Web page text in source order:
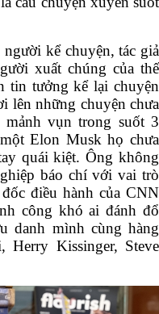
làm việc đến điên
muốn cứu rỗi nhân
Musk là câu chuyện
người kể chuyện, tác
người xuất chúng của
Elon tin tưởng kể lại
lực khơi lên những
hàng ngàn mảnh vụn
nhìn thấy một Elon
thực là một tay quái
cao trong sự nghiệp
của Times, Giám đốc
lập một chuỗi thành
sách tiểu sử khi lưu
Leonardo Davinci,